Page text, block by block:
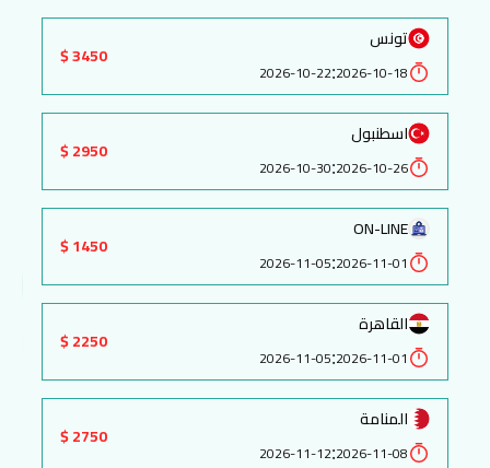
تونس
2026-10-18
:
2026-10-22
3450 $
اسطنبول
2026-10-26
:
2026-10-30
2950 $
ON-LINE
2026-11-01
:
2026-11-05
1450 $
القاهرة
2026-11-01
:
2026-11-05
2250 $
المنامة
2026-11-08
:
2026-11-12
2750 $